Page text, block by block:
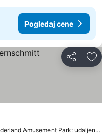
Pogledaj cene
Deli
Fränkisches Wunderland Amusement Park: udaljenost 10.8 km